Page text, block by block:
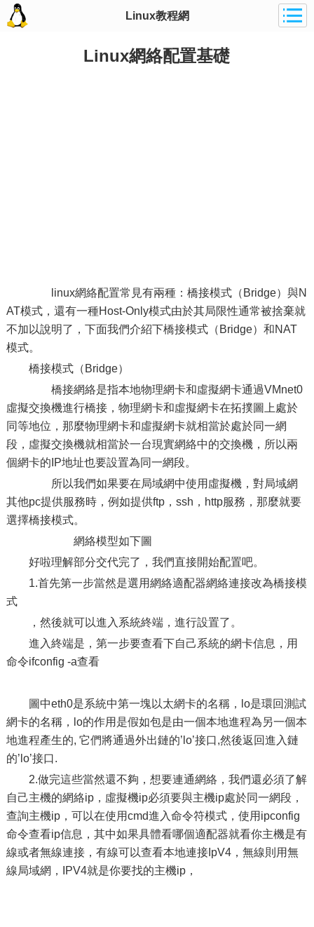
Linux教程網
Linux網絡配置基礎
linux網絡配置常見有兩種：橋接模式（Bridge）與N
AT模式，還有一種Host-Only模式由於其局限性通常被捨棄就
不加以說明了，下面我們介紹下橋接模式（Bridge）和NAT
模式。
橋接模式（Bridge）
橋接網絡是指本地物理網卡和虛擬網卡通過VMnet0
虛擬交換機進行橋接，物理網卡和虛擬網卡在拓撲圖上處於
同等地位，那麼物理網卡和虛擬網卡就相當於處於同一網
段，虛擬交換機就相當於一台現實網絡中的交換機，所以兩
個網卡的IP地址也要設置為同一網段。
所以我們如果要在局域網中使用虛擬機，對局域網
其他pc提供服務時，例如提供ftp，ssh，http服務，那麼就要
選擇橋接模式。
網絡模型如下圖
好啦理解部分交代完了，我們直接開始配置吧。
1.首先第一步當然是選用網絡適配器網絡連接改為橋接模
式
，然後就可以進入系統終端，進行設置了。
進入終端是，第一步要查看下自己系統的網卡信息，用
命令ifconfig -a查看
圖中eth0是系統中第一塊以太網卡的名稱，lo是環回測試
網卡的名稱，lo的作用是假如包是由一個本地進程為另一個本
地進程產生的, 它們將通過外出鏈的’lo’接口,然後返回進入鏈
的’lo’接口.
2.做完這些當然還不夠，想要連通網絡，我們還必須了解
自己主機的網絡ip，虛擬機ip必須要與主機ip處於同一網段，
查詢主機ip，可以在使用cmd進入命令符模式，使用ipconfig
命令查看ip信息，其中如果具體看哪個適配器就看你主機是有
線或者無線連接，有線可以查看本地連接IpV4，無線則用無
線局域網，IPV4就是你要找的主機ip，